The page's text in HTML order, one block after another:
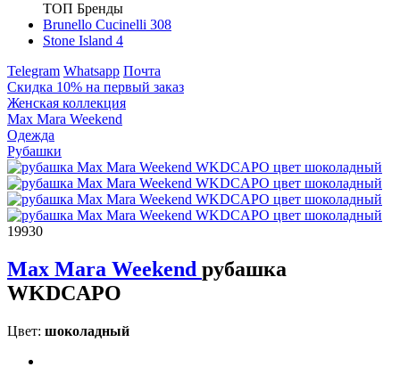
ТОП Бренды
Brunello Cucinelli 308
Stone Island 4
Telegram Whatsapp Почта
Скидка 10% на первый заказ
Женская коллекция
Max Mara Weekend
Одежда
Рубашки
19930
Max Mara Weekend рубашка
WKDCAPO
Цвет: шоколадный